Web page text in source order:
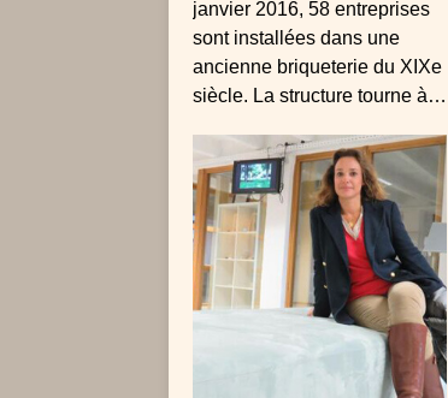
D’ENTREPRISES
AFFICHE COMPLET
janvier 2016, 58 entreprises
sont installées dans une
ancienne briqueterie du XIXe
siècle. La structure tourne à
les murs en janvier.